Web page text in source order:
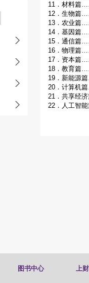
11．材
12．生
13．农
14．基
15．通
16．物
17．资
18．教
19．新
20．计
21．共
22．人
图书中心 上